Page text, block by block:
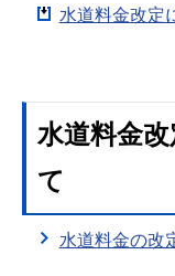
水道料金改定
水道料金
て
水道料金の改